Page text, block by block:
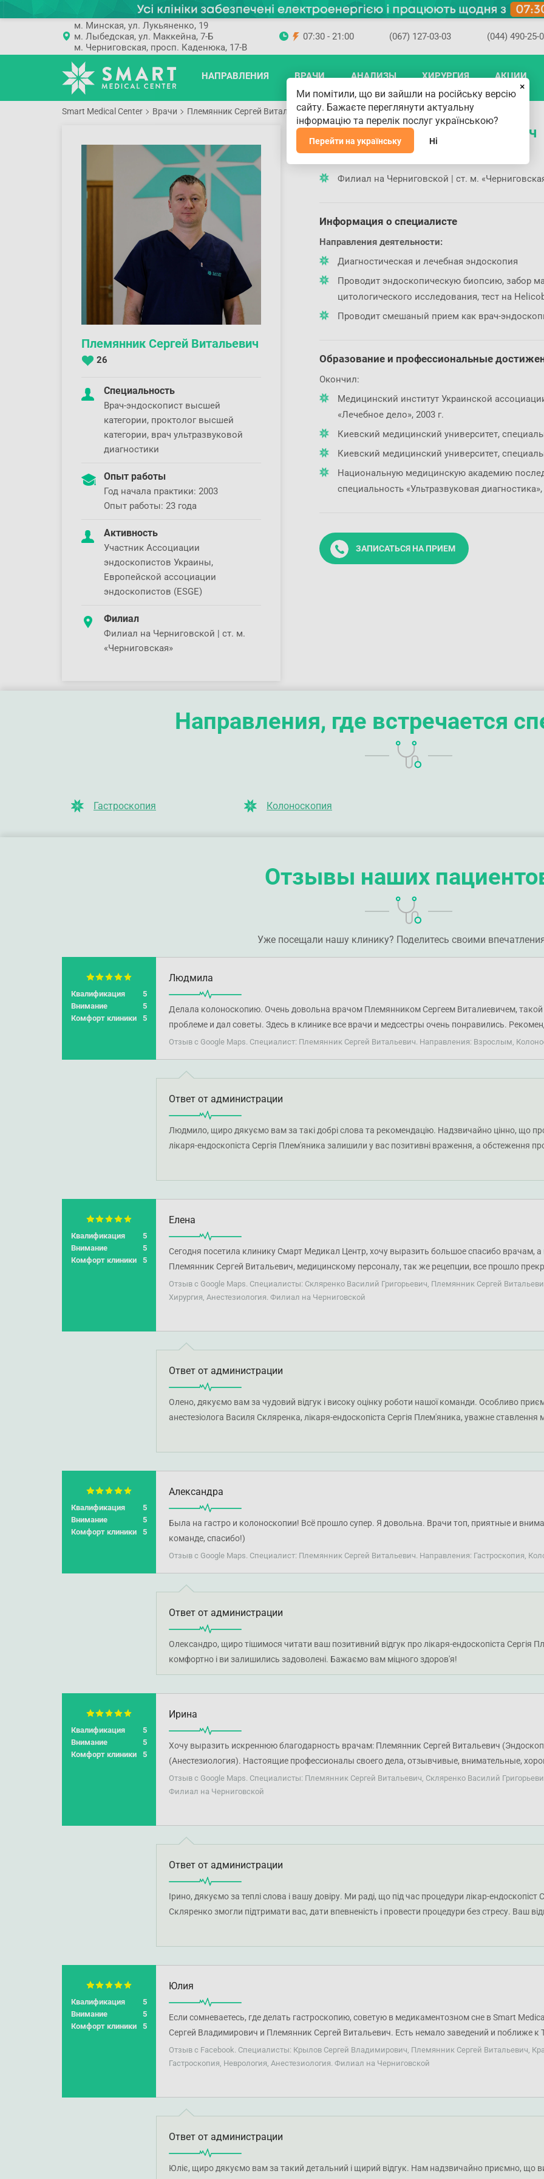
м. Минская, ул. Лукьяненко, 19
м. Лыбедская, ул. Маккейна, 7-Б
м. Черниговская, просп. Каденюка, 17-В
07:30 - 21:00 (067) 127-03-03 (044) 490-25-
НАПРАВЛЕНИЯ ВРАЧИ АНАЛИЗЫ ХИРУРГИЯ АКЦИИ
Smart Medical Center Врачи Племянник Сергей Витальевич
Племянник Сергей Витальевич
26
Специальность
Врач-эндоскопист высшей
категории, проктолог высшей
категории, врач ультразвуковой
диагностики
Опыт работы
Год начала практики: 2003
Опыт работы: 23 года
Активность
Участник Ассоциации
эндоскопистов Украины,
Европейской ассоциации
эндоскопистов (ESGE)
Филиал
Филиал на Черниговской | ст. м.
«Черниговская»
Племянник Сергей Витальевич
Филиал на Черниговской | ст. м.
Информация о специалисте
Направления деятельности:
Диагностическая и лечебная эндоскопия
Проводит эндоскопическую биопсию, забор
цитологического исследования, тест на
Проводит смешаный прием как врач-
Образование и профессиональные
Окончил:
Медицинский институт Украинской
«Лечебное дело», 2003 г.
Киевский медицинский университет,
Киевский медицинский университет,
Национальную медицинскую академию
специальность «Ультразвуковая диагностика»,
ЗАПИСАТЬСЯ НА ПРИЕМ
Направления, где встречается
Гастроскопия Колоноскопия
Отзывы наших
Уже посещали нашу клинику? Поделитесь своими
Квалификация
5
Внимание
5
Комфорт клиники
5
Людмила
Делала колоноскопию. Очень довольна врачом Племянником Сергеем Виталиевичем,
проблеме и дал советы. Здесь в клинике все врачи и медсестры очень понравились.
Отзыв с Google Maps. Специалист: Племянник Сергей Витальевич. Направления: Взрослым,
Ответ от администрации
Людмило, щиро дякуємо вам за такі добрі слова та рекомендацію. Надзвичайно цінно, що
лікаря-ендоскопіста Сергія Плем'яника залишили у вас позитивні враження, а обстеження
Квалификация
5
Внимание
5
Комфорт клиники
5
Елена
Сегодня посетила клинику Смарт Медикал Центр, хочу выразить большое спасибо врачам,
Племянник Сергей Витальевич, медицинскому персоналу, так же рецепции, все прошло
вопросы. Осталась довольна, рекомендую.
Отзыв с Google Maps. Специалисты: Скляренко Василий Григорьевич, Племянник Сергей
Хирургия, Анестезиология. Филиал на Черниговской
Ответ от администрации
Олено, дякуємо вам за чудовий відгук і високу оцінку роботи нашої команди. Особливо
анестезіолога Василя Скляренка, лікаря-ендоскопіста Сергія Плем'яника, уважне ставлення
Квалификация
5
Внимание
5
Комфорт клиники
5
Александра
Была на гастро и колоноскопии! Всё прошло супер. Я довольна. Врачи топ, приятные и
команде, спасибо!)
Отзыв с Google Maps. Специалист: Племянник Сергей Витальевич. Направления: Гастроскопия,
Ответ от администрации
Олександро, щиро тішимося читати ваш позитивний відгук про лікаря-ендоскопіста
комфортно і ви залишились задоволені. Бажаємо вам міцного здоров'я!
Квалификация
5
Внимание
5
Комфорт клиники
5
Ирина
Хочу выразить искреннюю благодарность врачам: Племянник Сергей Витальевич
(Анестезиология). Настоящие профессионалы своего дела, отзывчивые, внимательные,
отлично, хотя поначалу было сильное волнение перед процедурой (ЭГДС, колоноскопия).
диагностику, очень рекомендую! Вас внимательно выслушают, успокоят и качественно
Отзыв с Google Maps. Специалисты: Племянник Сергей Витальевич, Скляренко Василий
Филиал на Черниговской
Ответ от администрации
Ірино, дякуємо за теплі слова і вашу довіру. Ми раді, що під час процедури лікар-ендоскопіст
Скляренко змогли підтримати вас, дати впевненість і провести процедури без стресу. Ваш
Квалификация
5
Внимание
5
Комфорт клиники
5
Юлия
Если сомневаетесь, где делать гастроскопию, советую в медикаментозном сне в Smart
Сергей Владимирович и Племянник Сергей Витальевич. Есть немало заведений и поближе
у меня немного денег и мало времени, а надо медицинские услуги, обращаюсь с 2020 года.
Печерске. И операцию когда-то делала в клинике, супер прошла. У меня есть определенные
советую. Так же, как невролога Краснопольскую Наталью Анатольевну. Вообще мне
немало детей, а мамы не водят детей куда придется.
Отзыв с Facebook. Специалисты: Крылов Сергей Владимирович, Племянник Сергей Витальевич,
Гастроскопия, Неврология, Анестезиология. Филиал на Черниговской
Ответ от администрации
Юліє, щиро дякуємо вам за такий детальний і щирий відгук. Нам надзвичайно приємно, що
×
Ми помітили, що ви зайшли на російську версію
сайту. Бажаєте переглянути актуальну
інформацію та перелік послуг українською?
Перейти на українську Ні